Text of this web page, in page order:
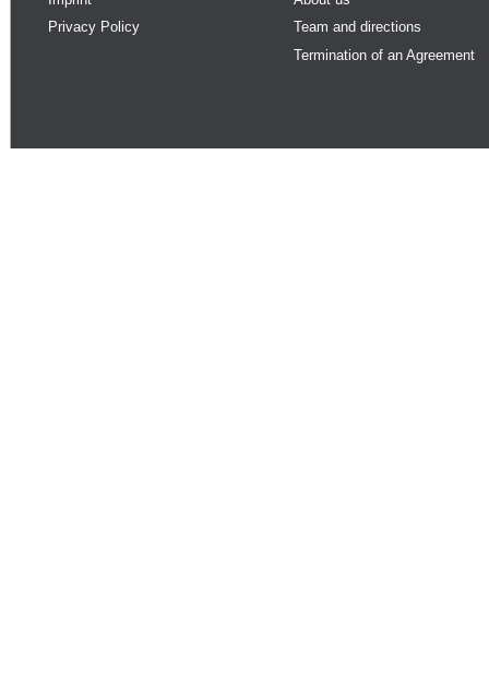
Privacy Policy
Team and directions
Termination of an Agreement